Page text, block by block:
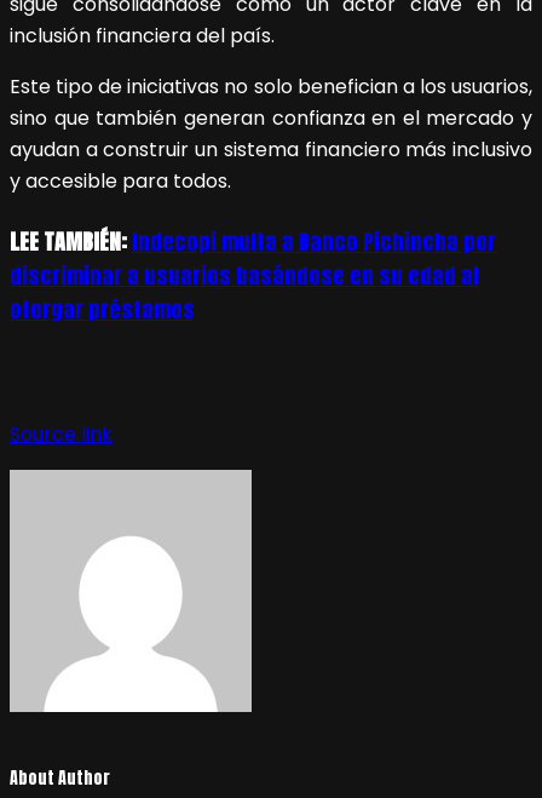
inclusión financiera del país.
Este tipo de iniciativas no solo benefician a los usuarios,
sino que también generan confianza en el mercado y
ayudan a construir un sistema financiero más inclusivo
y accesible para todos.
LEE TAMBIÉN:Indecopi multa a Banco Pichincha por
discriminar a usuarios basándose en su edad al
otorgar préstamos
Source link
About Author